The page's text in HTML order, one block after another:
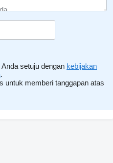
setuju dengan kebijakan
.
untuk memberi tanggapan atas